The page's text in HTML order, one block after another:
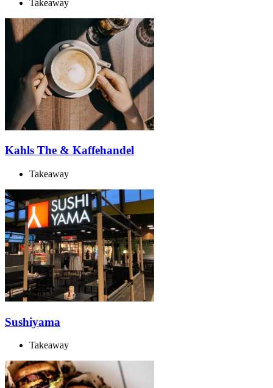
Takeaway
Kahls The & Kaffehandel
Takeaway
Sushiyama
Takeaway